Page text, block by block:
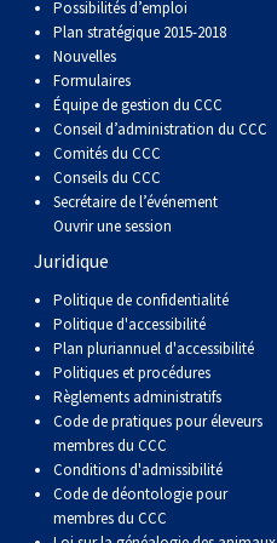
Berger anglais
Berger polonais de plaine
Berger portugais
Puli
Schapendoes néerlandais
Berger Shetland
Chien d’eau espagnol
Vallhund suédois
Chien Ibizan
Lévrier irlandais
Norrbottenspets
Elkhound norvégien
Lundehund norvégien
Otterhound
Petit basset griffon vendéen
Pharaoh Hound
Terrier tibétain
Xoloitzcuintli (moyen)
Xoloïtzcuintli (standard)
Setter irlandais
Épagneul cocker américain
Épagneul d’eau américain
Épagneul bleu de Picardie
Épagneul breton
Épagneul Clumber
Épagneul cocker anglais
Épagneul springer anglais
Terrier de Norwich
Terrier du révérend Russell
Terrier chasseur de rat
Terrier Russell
Schnauzer (nain)
Terrier écossais
Terrier Sealyham
Terrier Skye
Caniche (nain)
Carlin
Petit chien russe
Terrier à poil soyeux
Fox terrier miniature
Terrier de Manchester nain
Xoloitzcuintli (nain)
Terrier du Yorkshire
Grand bouvier suisse
Chien du Groenland
Hovawart
Chien d’ours de Carélie
Komondor
Kuvasz
Leonberger
Mastiff
Top Dogs
Possibilités d’emploi
Plan stratégique 2015-2018
Nouvelles
Formulaires
Équipe de gestion du CCC
Conseil d’administration du CCC
Comités du CCC
Conseils du CCC
Secrétaire de l’événement
Ouvrir une session
Juridique
Politique de confidentialité
Politique d'accessibilité
Plan pluriannuel d'accessibilité
Politiques et procédures
Règlements administratifs
Code de pratiques pour éleveurs
membres du CCC
Conditions d'admissibilité
Code de déontologie pour
membres du CCC